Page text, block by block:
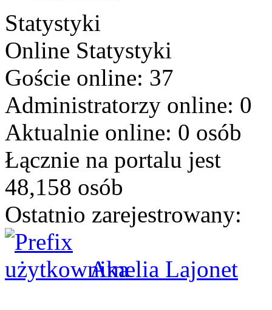
Statystyki
Online Statystyki
Goście online: 37
Administratorzy online: 0
Aktualnie online: 0 osób
Łącznie na portalu jest
48,158 osób
Ostatnio zarejestrowany:
Amelia Lajonet